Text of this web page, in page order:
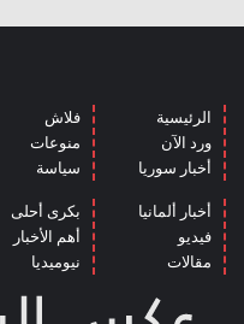
الرئيسية
ورد الآن
أخبار سوريا
فلاش
منوعات
سياسة
أخبار ألمانيا
فيديو
مقالات
بكرى أحلى
أهم الأخبار
نيوميديا